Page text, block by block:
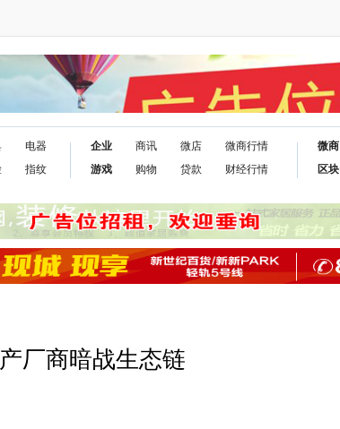
电器
指纹
企业
游戏
商讯
购物
微店
贷款
微商行情
财经行情
微商
区块
厂商暗战生态链